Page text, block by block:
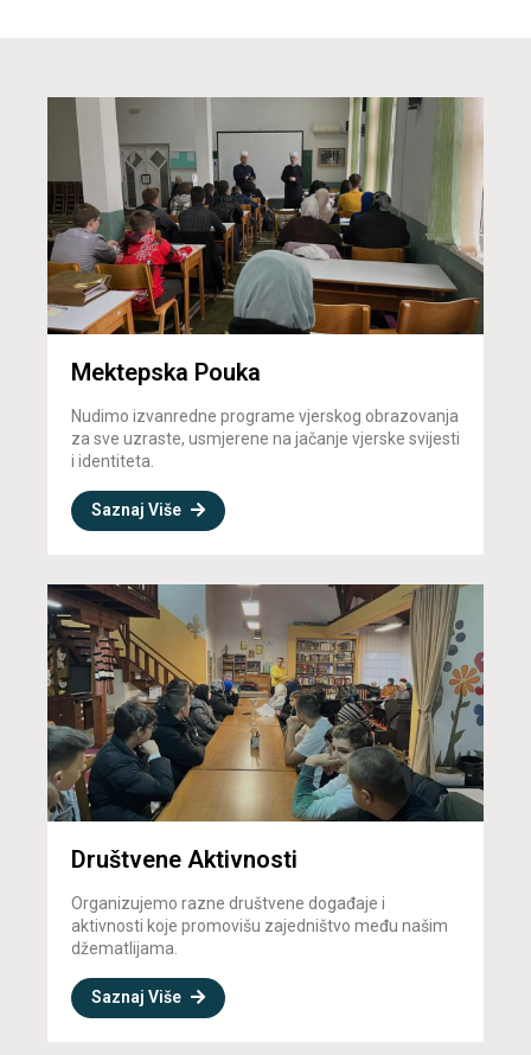
Mektepska Pouka
Nudimo izvanredne programe vjerskog obrazovanja
za sve uzraste, usmjerene na jačanje vjerske svijesti
i identiteta.
Saznaj Više
Društvene Aktivnosti
Organizujemo razne društvene događaje i
aktivnosti koje promovišu zajedništvo među našim
džematlijama.
Saznaj Više